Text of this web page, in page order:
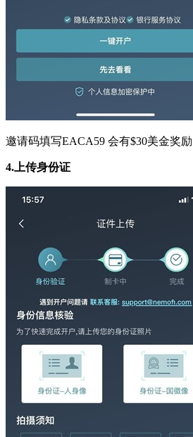
邀请码填写EACA59 会有$30美金奖励
4.上传身份证